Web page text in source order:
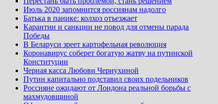
Июль 2020 запомнится россиянам надолго
Батька в панике: колхоз отъезжает
Карантин и санкции не повод для отмены парада
Победы
В Беларуси зреет картофельная революция
Коронавирус соберет богатую жатву на путинской
Конституции
Черная касса Любови Чернухиной
Путин капитально подставил своих подельников
Россияне ожидают от Лондона реальной борьбы с
махмудовщиной